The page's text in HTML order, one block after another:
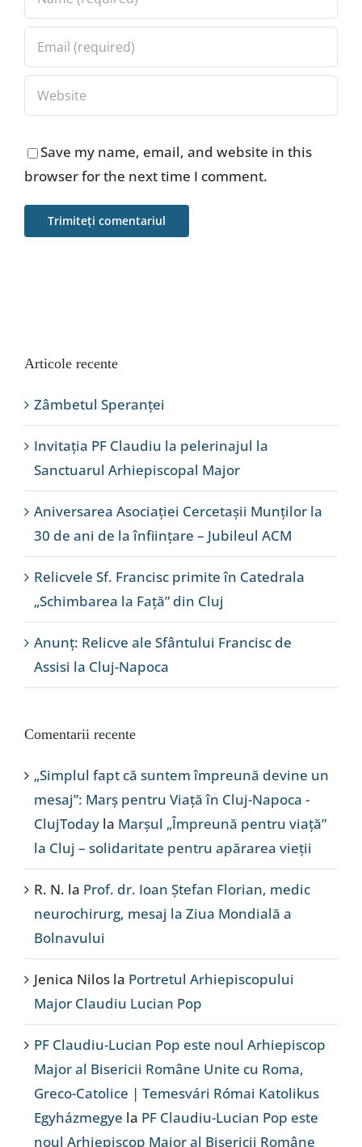
Save my name, email, and website in this
browser for the next time I comment.
Articole recente
Zâmbetul Speranței
Invitația PF Claudiu la pelerinajul la
Sanctuarul Arhiepiscopal Major
Aniversarea Asociației Cercetașii Munților la
30 de ani de la înființare – Jubileul ACM
Relicvele Sf. Francisc primite în Catedrala
„Schimbarea la Față” din Cluj
Anunț: Relicve ale Sfântului Francisc de
Assisi la Cluj-Napoca
Comentarii recente
„Simplul fapt că suntem împreună devine un
mesaj”: Marș pentru Viață în Cluj-Napoca -
ClujToday la Marșul „Împreună pentru viață”
la Cluj – solidaritate pentru apărarea vieții
R. N. la Prof. dr. Ioan Ștefan Florian, medic
neurochirurg, mesaj la Ziua Mondială a
Bolnavului
Jenica Nilos la Portretul Arhiepiscopului
Major Claudiu Lucian Pop
PF Claudiu-Lucian Pop este noul Arhiepiscop
Major al Bisericii Române Unite cu Roma,
Greco-Catolice | Temesvári Római Katolikus
Egyházmegye la PF Claudiu-Lucian Pop este
noul Arhiepiscop Major al Bisericii Române